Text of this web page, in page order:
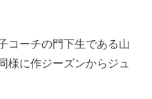
コーチの門下生である山
様に作ジーズンからジュ